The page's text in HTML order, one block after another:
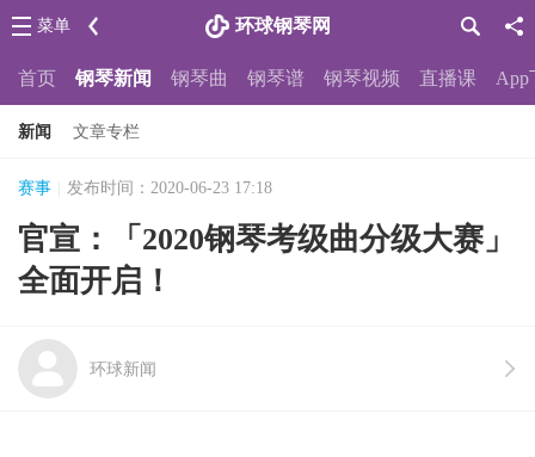
环球钢琴网
菜单
首页 钢琴新闻 钢琴曲 钢琴谱 钢琴视频 直播课 App
新闻 文章专栏
赛事 发布时间：2020-06-23 17:18
官宣：「2020钢琴考级曲分级大赛」
全面开启！
环球新闻